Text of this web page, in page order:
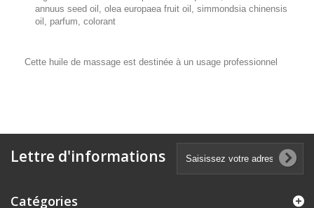
annuus seed oil, olea europaea fruit oil, simmondsia chinensis
oil, parfum, colorant
Cette huile de massage est destinée à un usage professionnel
Lettre d'informations
Catégories